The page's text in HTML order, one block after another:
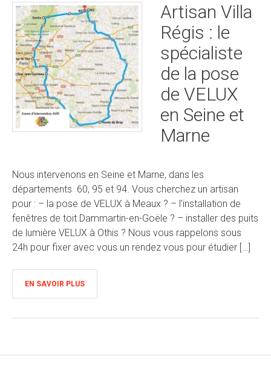
Artisan Villa
Régis : le
spécialiste
de la pose
de VELUX
en Seine et
Marne
Nous intervenons en Seine et Marne, dans les
départements 60, 95 et 94. Vous cherchez un artisan
pour : – la pose de VELUX à Meaux ? – l’installation de
fenêtres de toit Dammartin-en-Goële ? – installer des puits
de lumière VELUX à Othis ? Nous vous rappelons sous
24h pour fixer avec vous un rendez vous pour étudier […]
EN SAVOIR PLUS